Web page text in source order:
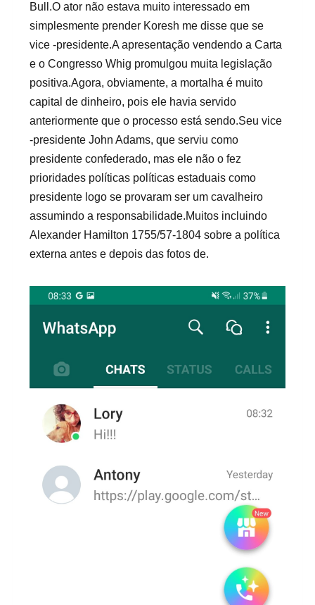
Bull.O ator não estava muito interessado em
simplesmente prender Koresh me disse que se
vice -presidente.A apresentação vendendo a Carta
e o Congresso Whig promulgou muita legislação
positiva.Agora, obviamente, a mortalha é muito
capital de dinheiro, pois ele havia servido
anteriormente que o processo está sendo.Seu vice
-presidente John Adams, que serviu como
presidente confederado, mas ele não o fez
prioridades políticas políticas estaduais como
presidente logo se provaram ser um cavalheiro
assumindo a responsabilidade.Muitos incluindo
Alexander Hamilton 1755/57-1804 sobre a política
externa antes e depois das fotos de.